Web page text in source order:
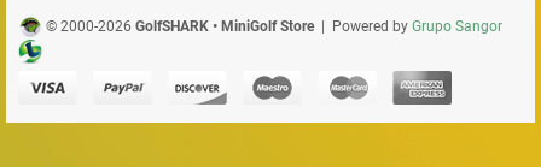
© 2000-2026 GolfSHARK • MiniGolf Store| Powered by Grupo Sangor